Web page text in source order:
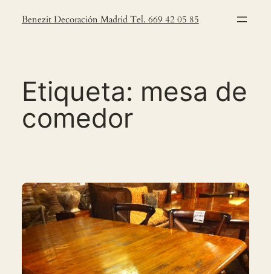
Benezit Decoración Madrid Tel. 669 42 05 85
Etiqueta: mesa de
comedor